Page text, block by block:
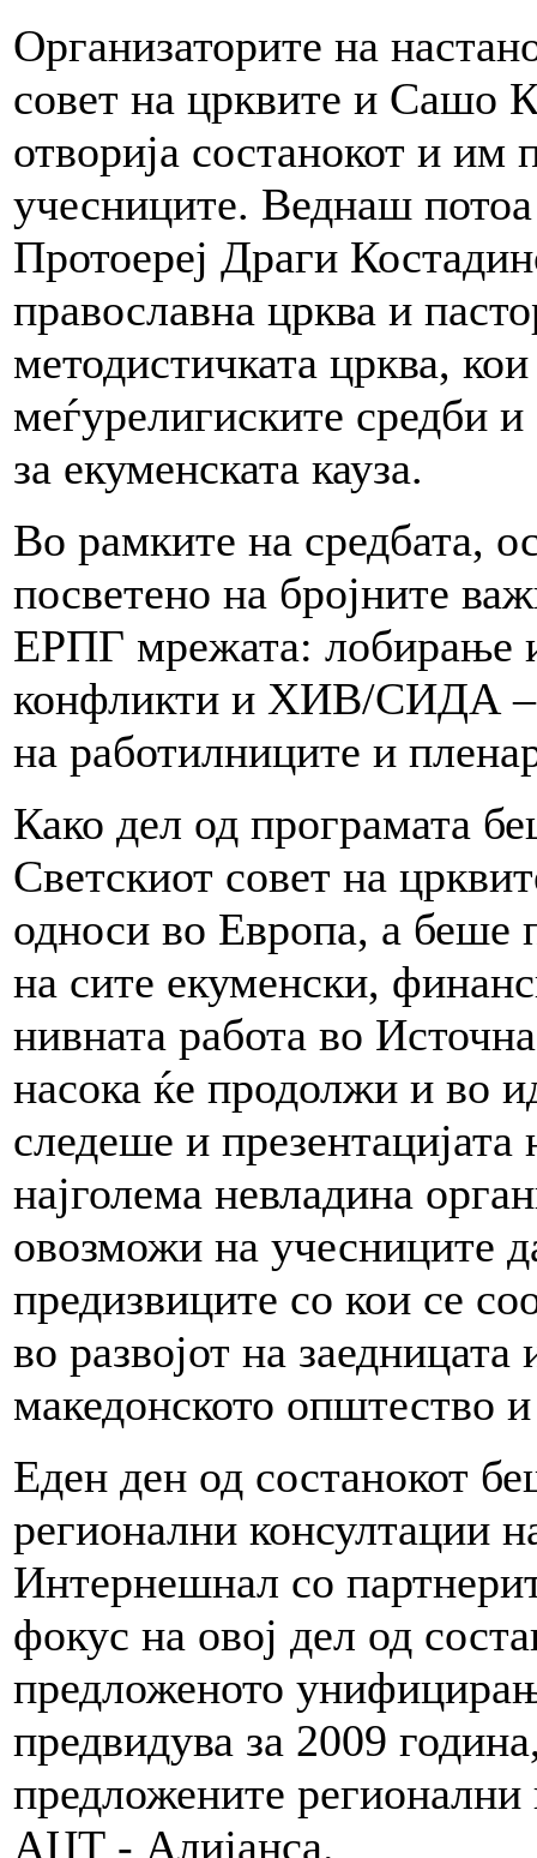
Организаторите на
совет на црквите и
отворија состанокот и им
учесниците. Веднаш
Протоереј Драги
православна црква и
методистичката црква,
меѓурелигиските средби
за екуменската кауза.
Во рамките на средбата,
посветено на бројните
ЕРПГ мрежата: лобирање
конфликти и ХИВ/СИДА –
на работилниците и
Како дел од програмата
Светскиот совет на
односи во Европа, а беше
на сите екуменски,
нивната работа во
насока ќе продолжи и во
следеше и
најголема невладина
овозможи на учесниците
предизвиците со кои се
во развојот на
македонското општество
Еден ден од состанокот
регионални
Интернешнал со
фокус на овој дел од
предложеното
предвидува за 2009
предложените
АЦТ - Алијанса.